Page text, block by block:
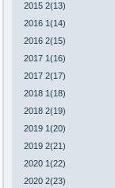
2015 2(13)
2016 1(14)
2016 2(15)
2017 1(16)
2017 2(17)
2018 1(18)
2018 2(19)
2019 1(20)
2019 2(21)
2020 1(22)
2020 2(23)